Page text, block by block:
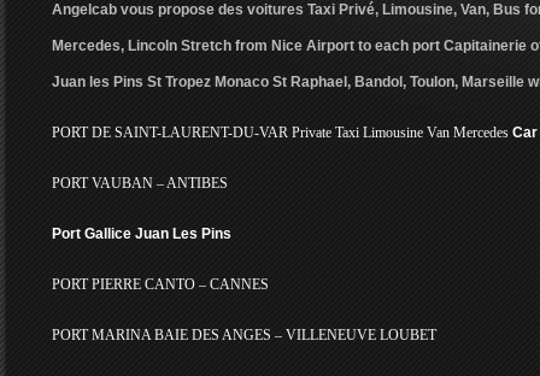
Angelcab vous propose des voitures Taxi Privé, Limousine, Van, Bus
Mercedes, Lincoln Stretch from Nice Airport to each port Capitainerie
Juan les Pins St Tropez Monaco St Raphael, Bandol, Toulon, Marseille
PORT DE SAINT-LAURENT-DU-VAR Private Taxi Limousine Van Mercedes
PORT VAUBAN – ANTIBES
Port Gallice Juan Les Pins
PORT PIERRE CANTO – CANNES
PORT MARINA BAIE DES ANGES – VILLENEUVE LOUBET